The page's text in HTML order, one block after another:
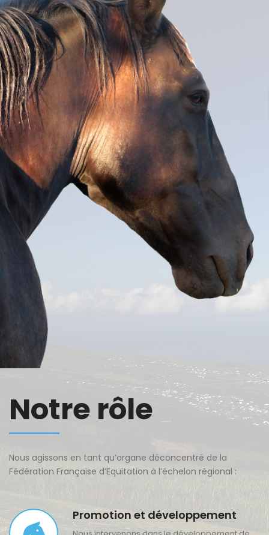
Notre rôle
Nous agissons en tant qu’organe déconcentré de la
Fédération Française d’Equitation à l’échelon régional :
Promotion et développement